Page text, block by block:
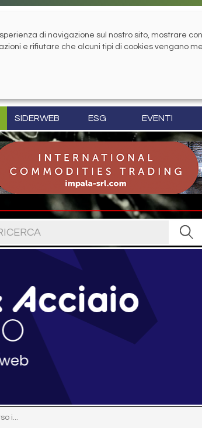
SIDERWEB ESG EVENTI
i...
di navigazione sul nostro sito, mostrare
e rifiutare che alcuni tipi di cookies vengano